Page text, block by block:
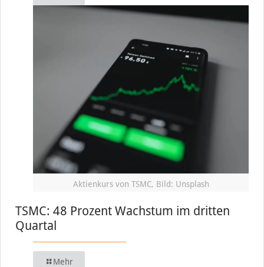
Aktienkurs von TSMC, Bild: Unsplash
TSMC: 48 Prozent Wachstum im dritten
Quartal
Mehr